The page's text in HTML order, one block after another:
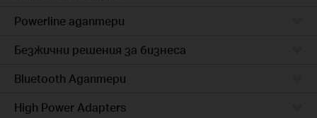
Powerline адаптери
Безжични решения за бизнеса
Bluetooth Адаптери
High Power Adapters